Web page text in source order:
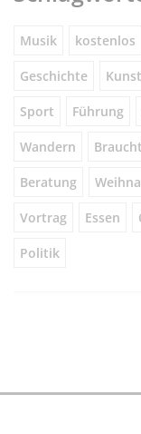
Musik kostenlos
Geschichte Kunst
Sport Führung
Wandern
Beratung
Vortrag Essen
Politik